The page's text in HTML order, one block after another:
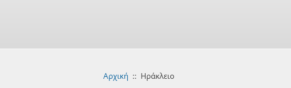
Αρχική :: Ηράκλειο